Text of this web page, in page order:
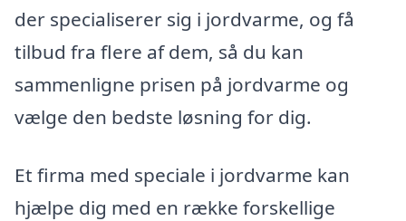
der specialiserer sig i jordvarme, og få
tilbud fra flere af dem, så du kan
sammenligne prisen på jordvarme og
vælge den bedste løsning for dig.
Et firma med speciale i jordvarme kan
hjælpe dig med en række forskellige